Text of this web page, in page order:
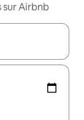
sur Airbnb
vers le